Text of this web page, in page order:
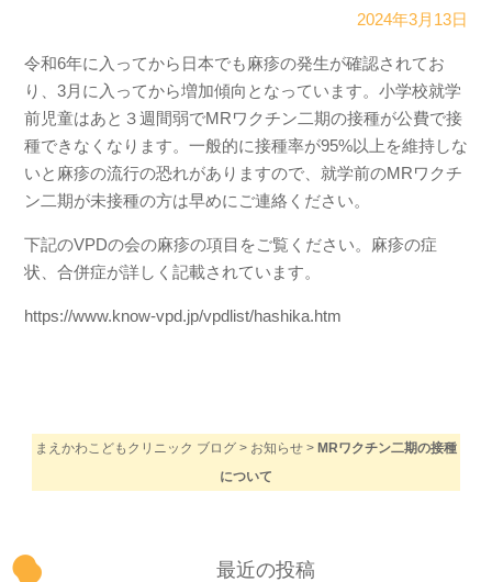
2024年3月13日
令和6年に入ってから日本でも麻疹の発生が確認されてお
り、3月に入ってから増加傾向となっています。小学校就学
前児童はあと３週間弱でMRワクチン二期の接種が公費で接
種できなくなります。一般的に接種率が95%以上を維持しな
いと麻疹の流行の恐れがありますので、就学前のMRワクチ
ン二期が未接種の方は早めにご連絡ください。
下記のVPDの会の麻疹の項目をご覧ください。麻疹の症
状、合併症が詳しく記載されています。
https://www.know-vpd.jp/vpdlist/hashika.htm
まえかわこどもクリニック ブログ > お知らせ > MRワクチン二期の接種
について
最近の投稿